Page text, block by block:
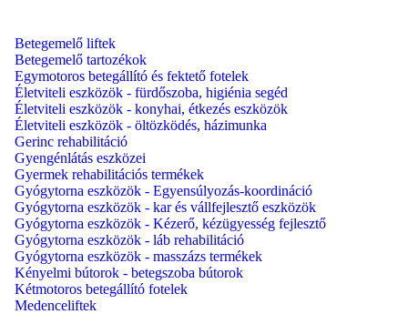
Betegemelő liftek
Betegemelő tartozékok
Egymotoros betegállító és fektető fotelek
Életviteli eszközök - fürdőszoba, higiénia segéd
Életviteli eszközök - konyhai, étkezés eszközök
Életviteli eszközök - öltözködés, házimunka
Gerinc rehabilitáció
Gyengénlátás eszközei
Gyermek rehabilitációs termékek
Gyógytorna eszközök - Egyensúlyozás-koordináció
Gyógytorna eszközök - kar és vállfejlesztő eszközök
Gyógytorna eszközök - Kézerő, kézügyesség fejlesztő
Gyógytorna eszközök - láb rehabilitáció
Gyógytorna eszközök - masszázs termékek
Kényelmi bútorok - betegszoba bútorok
Kétmotoros betegállító fotelek
Medenceliftek